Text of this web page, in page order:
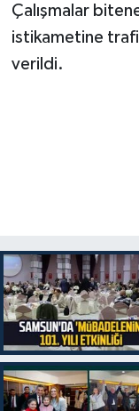
Çalışmalar
istikametine
verildi.